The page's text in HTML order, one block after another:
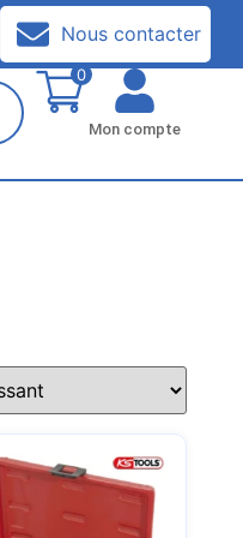
Nous contacter
0
Mon compte